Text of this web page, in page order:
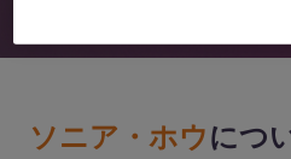
ソニア・ホウにつ